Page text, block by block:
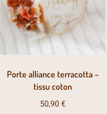
Porte alliance terracotta –
tissu coton
50,90 €